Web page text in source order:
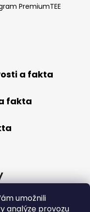
umožnili
analýze provozu
PremiumTEE
a fakta
fakta